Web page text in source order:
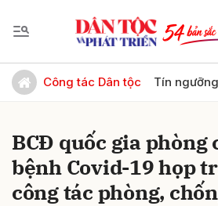
Công tác Dân tộc Tín
BCĐ quốc gia phòng
bệnh Covid-19 họp
công tác phòng,
Gửi bình luận